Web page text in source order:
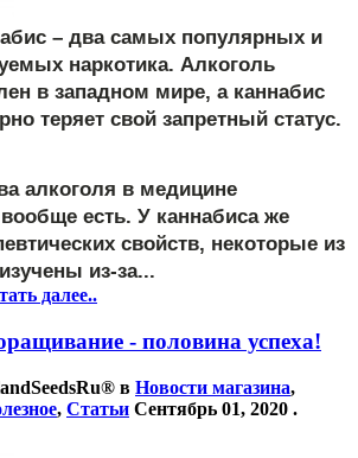
– два самых популярных и
наркотика. Алкоголь
в западном мире, а каннабис
теряет свой запретный статус.
алкоголя в медицине
есть. У каннабиса же
свойств, некоторые из
из-за...
далее..
- половина успеха!
в Новости магазина,
, Статьи Сентябрь 01, 2020 .